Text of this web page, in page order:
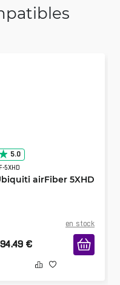
5.0
5XHD
airFiber 5XHD
en stock
€